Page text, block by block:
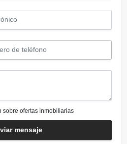
sobre ofertas inmobiliarias
mensaje